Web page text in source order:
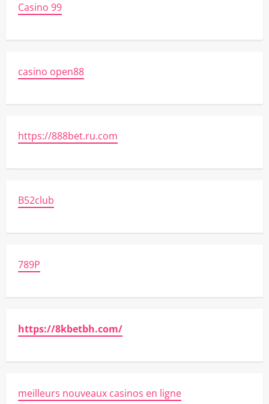
Casino 99
casino open88
https://888bet.ru.com
B52club
789P
https://8kbetbh.com/
meilleurs nouveaux casinos en ligne